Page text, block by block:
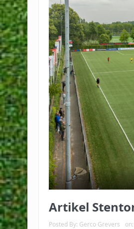
Artikel
Posted By: Gerco Grevers on: